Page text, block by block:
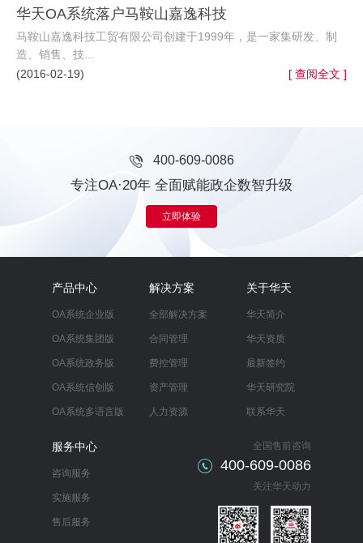
华天OA系统落户马鞍山嘉逸科技
马鞍山嘉逸科技工贸有限公司创建于1999年，是一家集研发、制
造、销售、技...
(2016-02-19)
[ 查阅全文 ]
400-609-0086
专注OA·20年 全面赋能政企数智升级
立即体验
产品中心
OA系统企业版
OA系统集团版
OA系统政务版
OA系统信创版
OA系统多语言版
解决方案
全部解决方案
合同管理
费控管理
资产管理
人力资源
关于华天
华天简介
华天资质
最新签约
华天研究院
联系华天
服务中心
咨询服务
实施服务
售后服务
全国售前咨询
400-609-0086
关注华天动力